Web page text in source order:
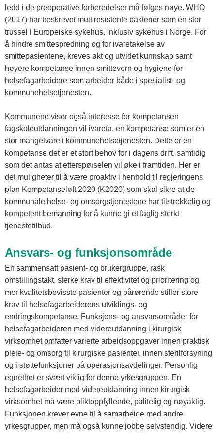
ledd i de preoperative forberedelser må følges nøye. WHO
(2017) har beskrevet multiresistente bakterier som en stor
trussel i Europeiske sykehus, inklusiv sykehus i Norge. For
å hindre smittespredning og for ivaretakelse av
smittepasientene, kreves økt og utvidet kunnskap samt
høyere kompetanse innen smittevern og hygiene for
helsefagarbeidere som arbeider både i spesialist- og
kommunehelsetjenesten.
Kommunene viser også interesse for kompetansen
fagskoleutdanningen vil ivareta, en kompetanse som er en
stor mangelvare i kommunehelsetjenesten. Dette er en
kompetanse det er et stort behov for i dagens drift, samtidig
som det antas at etterspørselen vil øke i framtiden. Her er
det muligheter til å være proaktiv i henhold til regjeringens
plan Kompetanseløft 2020 (K2020) som skal sikre at de
kommunale helse- og omsorgstjenestene har tilstrekkelig og
kompetent bemanning for å kunne gi et faglig sterkt
tjenestetilbud.
Ansvars- og funksjonsområde
En sammensatt pasient- og brukergruppe, rask
omstillingstakt, sterke krav til effektivitet og prioritering og
mer kvalitetsbevisste pasienter og pårørende stiller store
krav til helsefagarbeiderens utviklings- og
endringskompetanse. Funksjons- og ansvarsområder for
helsefagarbeideren med videreutdanning i kirurgisk
virksomhet omfatter varierte arbeidsoppgaver innen praktisk
pleie- og omsorg til kirurgiske pasienter, innen sterilforsyning
og i støttefunksjoner på operasjonsavdelinger. Personlig
egnethet er svært viktig for denne yrkesgruppen. En
helsefagarbeider med videreutdanning innen kirurgisk
virksomhet må være pliktoppfyllende, pålitelig og nøyaktig.
Funksjonen krever evne til å samarbeide med andre
yrkesgrupper, men må også kunne jobbe selvstendig. Videre